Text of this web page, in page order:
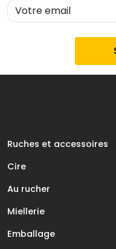
Ruches et accessoires
Cire
Au rucher
Miellerie
Emballage